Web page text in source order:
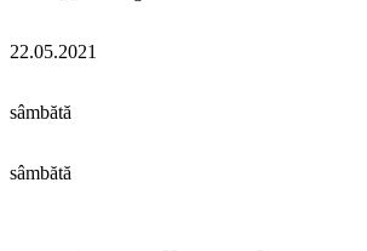
22.05.2021
sâmbătă
sâmbătă